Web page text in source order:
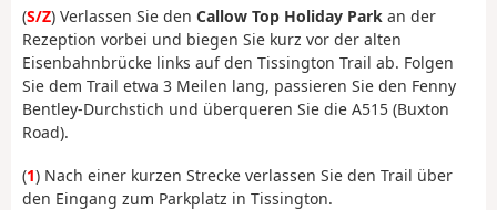
(S/Z) Verlassen Sie den Callow Top Holiday Park an der
Rezeption vorbei und biegen Sie kurz vor der alten
Eisenbahnbrücke links auf den Tissington Trail ab. Folgen
Sie dem Trail etwa 3 Meilen lang, passieren Sie den Fenny
Bentley-Durchstich und überqueren Sie die A515 (Buxton
Road).
(1) Nach einer kurzen Strecke verlassen Sie den Trail über
den Eingang zum Parkplatz in Tissington.